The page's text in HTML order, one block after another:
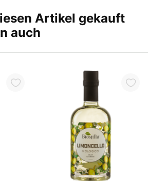
Artikel gekauft
auch
In den Warenkorb